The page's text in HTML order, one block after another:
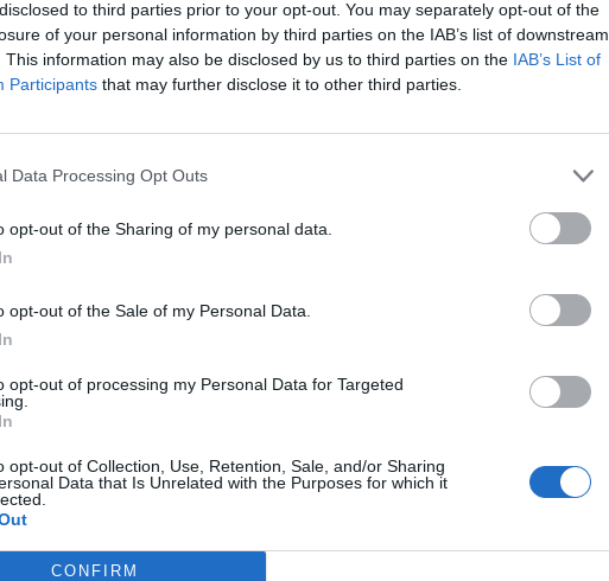
to third parties prior to your opt-out. You may separately opt-out of the
of your personal information by third parties on the IAB’s list of downstream
This information may also be disclosed by us to third parties on the IAB’s List of
Participants that may further disclose it to other third parties.
Data Processing Opt Outs
opt-out of the Sharing of my personal data.
opt-out of the Sale of my Personal Data.
opt-out of processing my Personal Data for Targeted
opt-out of Collection, Use, Retention, Sale, and/or Sharing
Data that Is Unrelated with the Purposes for which it
CONFIRM
starttaa kesän keikat! Mä
kysyi videonsa yhteydessä.